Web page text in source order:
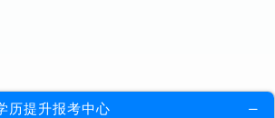
历提升报考中心